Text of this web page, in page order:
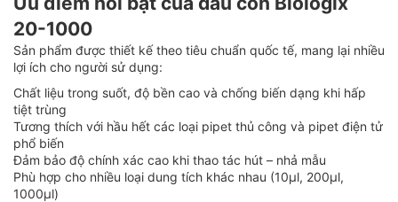
20-1000
Sản phẩm được thiết kế theo tiêu chuẩn quốc tế, mang lại nhiều
lợi ích cho người sử dụng:
Chất liệu trong suốt, độ bền cao và chống biến dạng khi hấp
tiệt trùng
Tương thích với hầu hết các loại pipet thủ công và pipet điện tử
phổ biến
Đảm bảo độ chính xác cao khi thao tác hút – nhả mẫu
Phù hợp cho nhiều loại dung tích khác nhau (10µl, 200µl,
1000µl)